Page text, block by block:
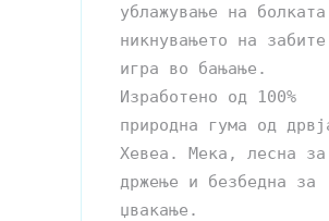
ублажување на
никнувањето на
игра во бањање.
Изработено од 100%
природна гума од
Хевеа. Мека, лесна за
држење и безбедна за
џвакање.